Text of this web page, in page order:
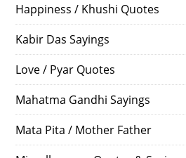
Happiness / Khushi Quotes
Kabir Das Sayings
Love / Pyar Quotes
Mahatma Gandhi Sayings
Mata Pita / Mother Father